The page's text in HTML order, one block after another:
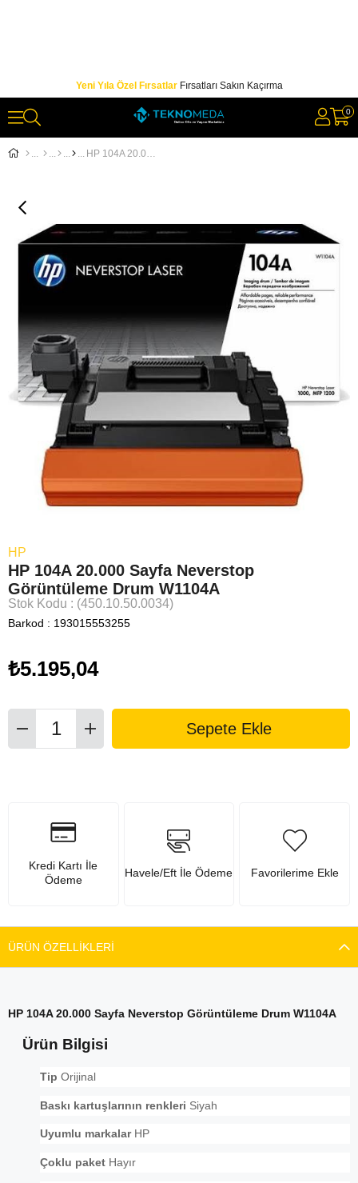
Yeni Yıla Özel FırsatlarFırsatları Sakın Kaçırma
0
HP 104A 20.000 Sayfa Neverstop Görüntüleme Drum W1104A
HP
HP 104A 20.000 Sayfa Neverstop
Görüntüleme Drum W1104A
Stok Kodu (450.10.50.0034)
Barkod : 193015553255
₺5.195,04
Kredi Kartı İle
Ödeme
Havele/Eft İle Ödeme Favorilerime Ekle
ÜRÜN ÖZELLIKLERI
HP 104A 20.000 Sayfa Neverstop Görüntüleme Drum W1104A
Ürün Bilgisi
Tip Orijinal
Baskı kartuşlarının renkleri Siyah
Uyumlu markalar HP
Çoklu paket Hayır